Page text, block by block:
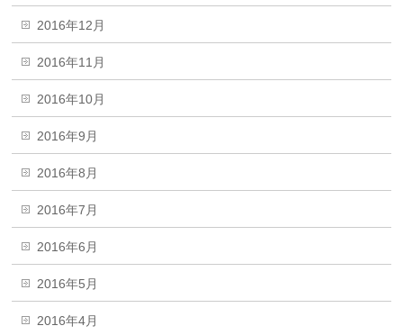
2016年12月
2016年11月
2016年10月
2016年9月
2016年8月
2016年7月
2016年6月
2016年5月
2016年4月